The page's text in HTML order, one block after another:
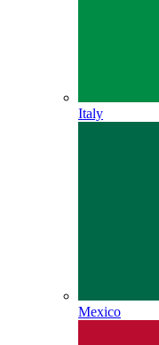
Italy
Mexico